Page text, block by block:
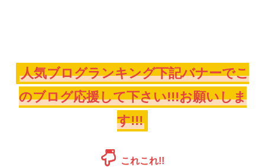
人気ブログランキング下記バナーでこ
のブログ応援して下さい!!!お願いしま
す!!!
これこれ!!